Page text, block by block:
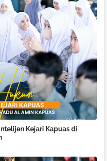
Kejari Kapuas di